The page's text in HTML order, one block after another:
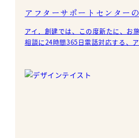
アフターサポートセンター
アイ．創建では、この度新たに、お
相談に24時間365日電話対応する、